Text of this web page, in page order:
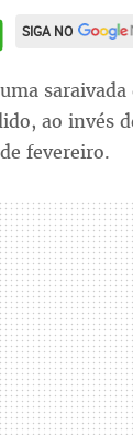
SIGA NO
saraivada
ao invés
fevereiro.